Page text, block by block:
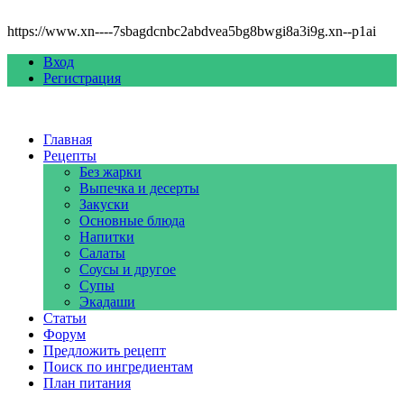
https://www.xn----7sbagdcnbc2abdvea5bg8bwgi8a3i9g.xn--p1ai
Вход
Регистрация
Главная
Рецепты
Без жарки
Выпечка и десерты
Закуски
Основные блюда
Напитки
Салаты
Соусы и другое
Супы
Экадаши
Статьи
Форум
Предложить рецепт
Поиск по ингредиентам
План питания